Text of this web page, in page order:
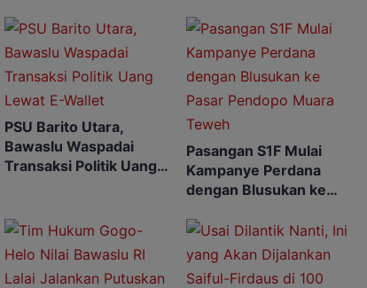
PSU Barito Utara,
Bawaslu Waspadai
Transaksi Politik Uang
Pasangan S1F Mulai
Kampanye Perdana
dengan Blusukan ke
Teweh